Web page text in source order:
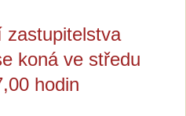
zastupitelstva
koná ve středu
hodin